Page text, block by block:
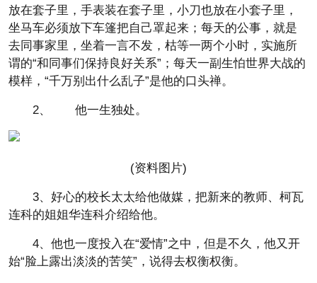
放在套子里，手表装在套子里，小刀也放在小套子里，
坐马车必须放下车篷把自己罩起来；每天的公事，就是
去同事家里，坐着一言不发，枯等一两个小时，实施所
谓的“和同事们保持良好关系”；每天一副生怕世界大战的
模样，“千万别出什么乱子”是他的口头禅。
2、 他一生独处。
(资料图片)
3、好心的校长太太给他做媒，把新来的教师、柯瓦
连科的姐姐华连科介绍给他。
4、他也一度投入在“爱情”之中，但是不久，他又开
始“脸上露出淡淡的苦笑”，说得去权衡权衡。